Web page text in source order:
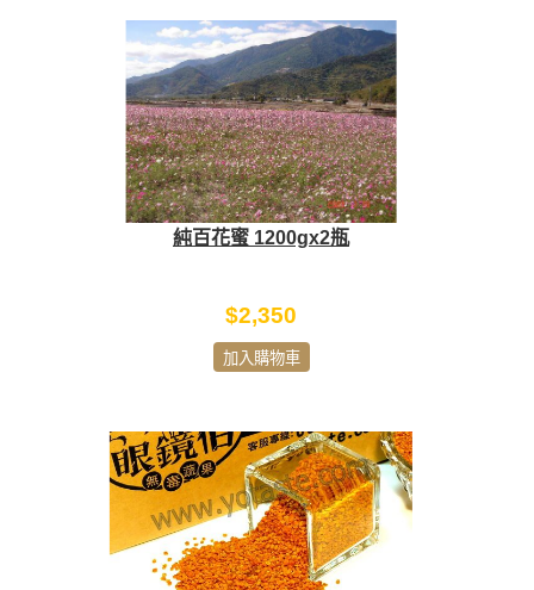
純百花蜜 1200gx2瓶
$2,350
加入購物車